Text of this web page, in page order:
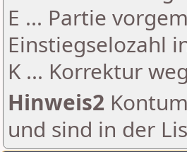
E ... Partie
Einstiegselozahl
K ... Korrektur
Hinweis2
und sind in der